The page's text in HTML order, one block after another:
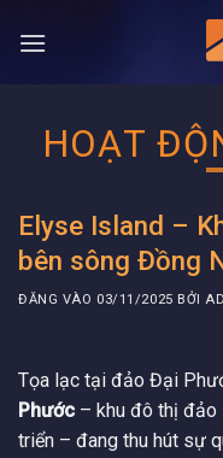
qua
HOẠT
Elyse Island –
bên sông Đồng
ĐĂNG VÀO 03/11/2025 BỞI
Tọa lạc tại đảo Đại
Phước – khu đô thị đảo
triển – đang thu hút sự